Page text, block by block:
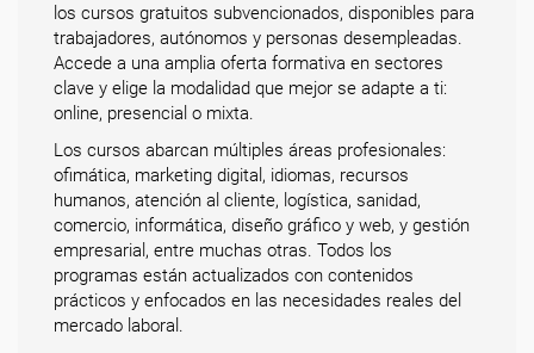
los cursos gratuitos subvencionados, disponibles para
trabajadores, autónomos y personas desempleadas.
Accede a una amplia oferta formativa en sectores
clave y elige la modalidad que mejor se adapte a ti:
online, presencial o mixta.
Los cursos abarcan múltiples áreas profesionales:
ofimática, marketing digital, idiomas, recursos
humanos, atención al cliente, logística, sanidad,
comercio, informática, diseño gráfico y web, y gestión
empresarial, entre muchas otras. Todos los
programas están actualizados con contenidos
prácticos y enfocados en las necesidades reales del
mercado laboral.